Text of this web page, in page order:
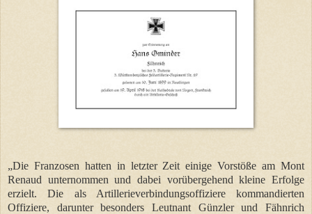
„Die Franzosen hatten in letzter Zeit einige Vorstöße am Mont
Renaud unternommen und dabei vorübergehend kleine Erfolge
erzielt. Die als Artillerieverbindungsoffiziere kommandierten
Offiziere, darunter besonders Leutnant Günzler und Fähnrich